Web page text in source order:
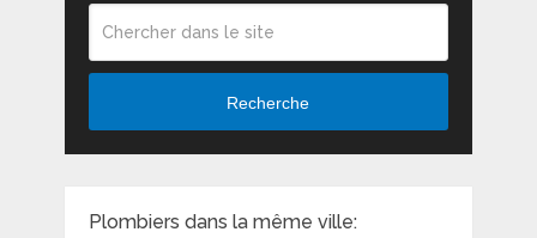
Recherche
Plombiers dans la même ville: